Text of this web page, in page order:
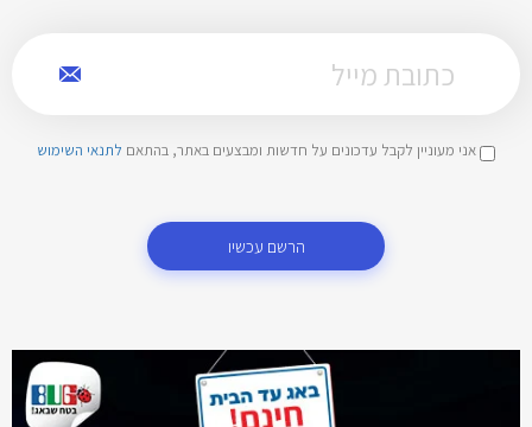
אני מעוניין לקבל עדכונים על חדשות ומבצעים באתר, בהתאם לתנאי השימוש
הרשם עכשיו